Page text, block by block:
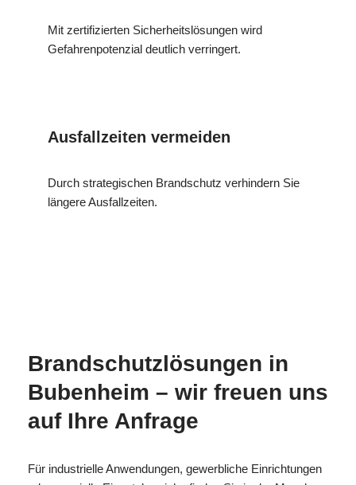
Mit zertifizierten Sicherheitslösungen wird
Gefahrenpotenzial deutlich verringert.
Ausfallzeiten vermeiden
Durch strategischen Brandschutz verhindern Sie
längere Ausfallzeiten.
Brandschutzlösungen in
Bubenheim – wir freuen uns
auf Ihre Anfrage
Für industrielle Anwendungen, gewerbliche Einrichtungen